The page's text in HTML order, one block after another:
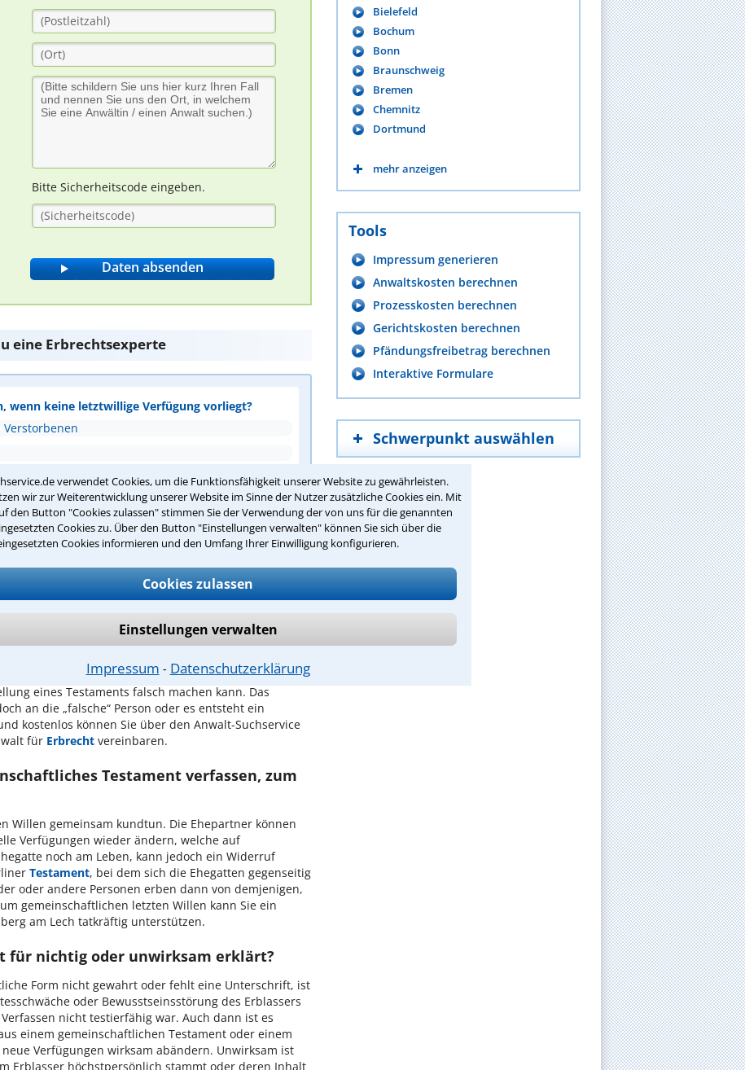
verwendet Cookies, um die Funktionsfähigkeit unserer Website zu gewährleisten.
wir zur Weiterentwicklung unserer Website im Sinne der Nutzer zusätzliche Cookies ein. Mit
den Button "Cookies zulassen" stimmen Sie der Verwendung der von uns für die genannten
Cookies zu. Über den Button "Einstellungen verwalten" können Sie sich über die
Cookies informieren und den Umfang Ihrer Einwilligung konfigurieren.
Cookies zulassen
Einstellungen verwalten
Impressum ⁃ Datenschutzerklärung
Bitte Sicherheitscode eingeben.
eine Erbrechtsexperte
wenn keine letztwillige Verfügung vorliegt?
Antwort überprüfen
guten Anwalt für eine Beratung zum
am Lech?
eines Testaments falsch machen kann. Das
an die „falsche“ Person oder es entsteht ein
kostenlos können Sie über den Anwalt-Suchservice
für Erbrecht vereinbaren.
Testament verfassen, zum
Willen gemeinsam kundtun. Die Ehepartner können
Verfügungen wieder ändern, welche auf
noch am Leben, kann jedoch ein Widerruf
Testament, bei dem sich die Ehegatten gegenseitig
oder andere Personen erben dann von demjenigen,
gemeinschaftlichen letzten Willen kann Sie ein
am Lech tatkräftig unterstützen.
für nichtig oder unwirksam erklärt?
Form nicht gewahrt oder fehlt eine Unterschrift, ist
oder Bewusstseinsstörung des Erblassers
nicht testierfähig war. Auch dann ist es
einem gemeinschaftlichen Testament oder einem
Verfügungen wirksam abändern. Unwirksam ist
Erblasser höchstpersönlich stammt oder deren Inhalt
Bielefeld
Bochum
Bonn
Braunschweig
Bremen
Chemnitz
Dortmund
mehr anzeigen
Tools
Impressum generieren
Anwaltskosten berechnen
Prozesskosten berechnen
Gerichtskosten berechnen
Pfändungsfreibetrag berechnen
Interaktive Formulare
Schwerpunkt auswählen